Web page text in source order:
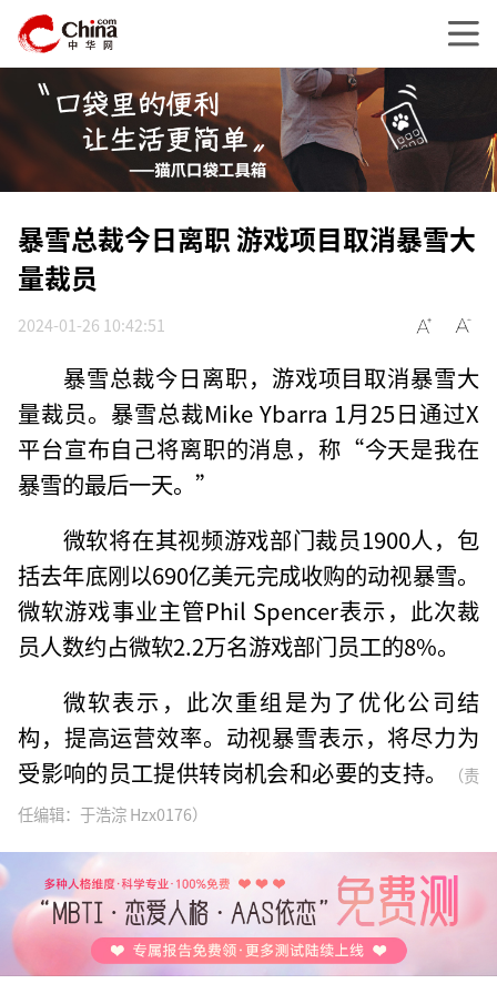
暴雪总裁今日离职 游戏项目取消暴雪大
量裁员
2024-01-26 10:42:51
暴雪总裁今日离职，游戏项目取消暴雪大
量裁员。暴雪总裁Mike Ybarra 1月25日通过X
平台宣布自己将离职的消息，称“今天是我在
暴雪的最后一天。”
微软将在其视频游戏部门裁员1900人，包
括去年底刚以690亿美元完成收购的动视暴雪。
微软游戏事业主管Phil Spencer表示，此次裁
员人数约占微软2.2万名游戏部门员工的8%。
微软表示，此次重组是为了优化公司结
构，提高运营效率。动视暴雪表示，将尽力为
受影响的员工提供转岗机会和必要的支持。
（责
任编辑：于浩淙 Hzx0176）